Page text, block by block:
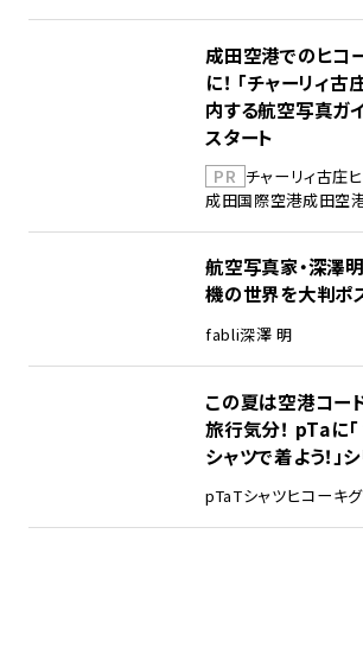
成田空港でのヒコ
に！ 「チャーリィ
内する航空写真ガ
スタート
PR チャーリィ古庄
成田国際空港成田空
航空写真家・深澤
機の世界を大判ポ
fabli深澤 明
この夏は空港コー
旅行気分！ pTaに
シャツで着よう！」
pTaTシャツヒコーキ